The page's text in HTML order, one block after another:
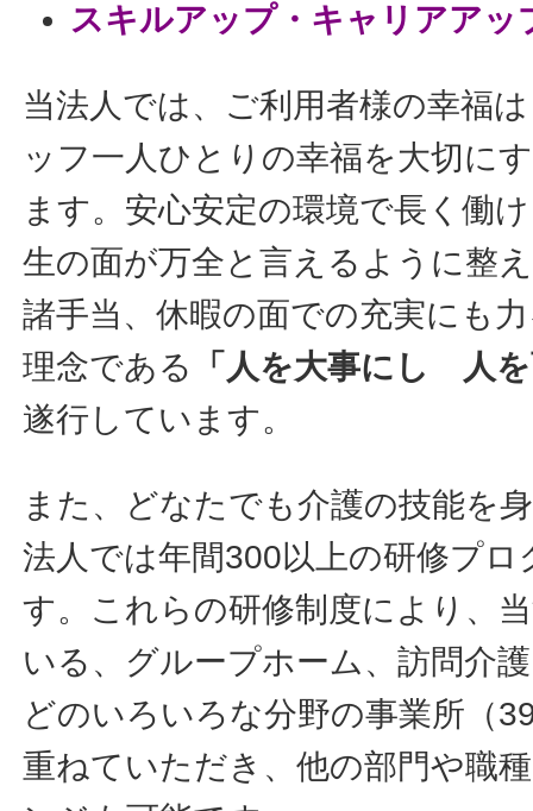
スキルアップ・キャリアアッ
当法人では、ご利用者様の幸福
ッフ一人ひとりの幸福を大切に
ます。安心安定の環境で長く働
生の面が万全と言えるように整
諸手当、休暇の面での充実にも
理念である
「人を大事にし 人
遂行しています。
また、どなたでも介護の技能を
法人では年間300以上の研修プ
す。これらの研修制度により、
いる、グループホーム、訪問介
どのいろいろな分野の事業所（
重ねていただき、他の部門や職